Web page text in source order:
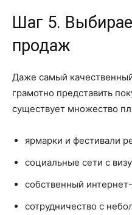
Шаг 5.
продаж
Даже самый
грамотно представить
существует множество
ярмарки и фестивали
социальные сети с
собственный
сотрудничество с